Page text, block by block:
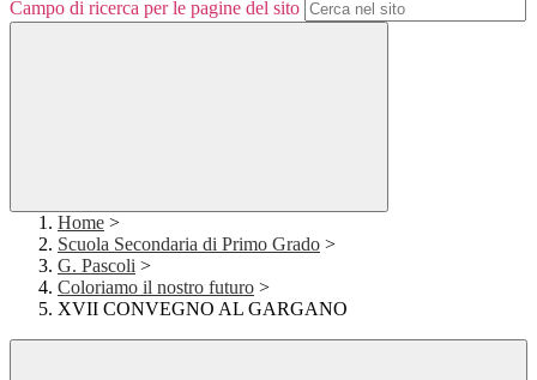
Campo di ricerca per le pagine del sito
Home >
Scuola Secondaria di Primo Grado >
G. Pascoli >
Coloriamo il nostro futuro >
XVII CONVEGNO AL GARGANO